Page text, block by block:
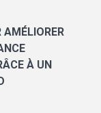
AMÉLIORER
À UN